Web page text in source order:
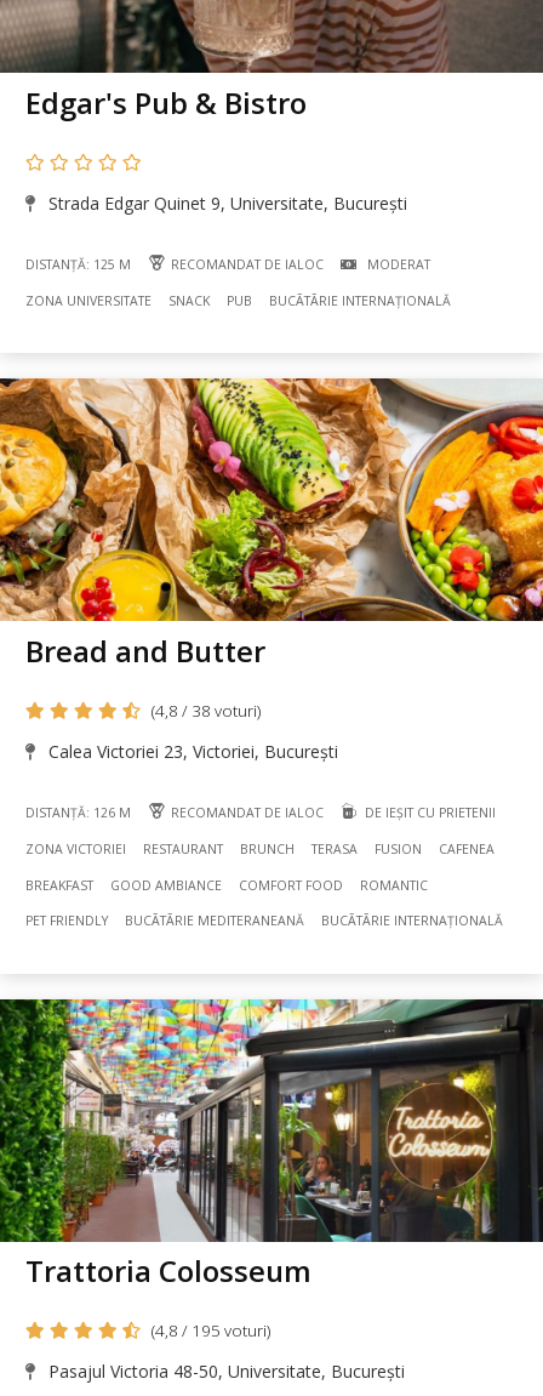
Edgar's Pub & Bistro
Strada Edgar Quinet 9, Universitate, București
DISTANȚĂ: 125 M RECOMANDAT DE IALOC MODERAT
ZONA UNIVERSITATE SNACK PUB BUCÃTÃRIE INTERNAȚIONALĂ
Bread and Butter
(4,8 / 38 voturi)
Calea Victoriei 23, Victoriei, București
DISTANȚĂ: 126 M RECOMANDAT DE IALOC DE IEȘIT CU PRIETENII
ZONA VICTORIEI RESTAURANT BRUNCH TERASA FUSION CAFENEA
BREAKFAST GOOD AMBIANCE COMFORT FOOD ROMANTIC
PET FRIENDLY BUCÃTÃRIE MEDITERANEANĂ BUCÃTÃRIE INTERNAȚIONALĂ
Trattoria Colosseum
(4,8 / 195 voturi)
Pasajul Victoria 48-50, Universitate, București